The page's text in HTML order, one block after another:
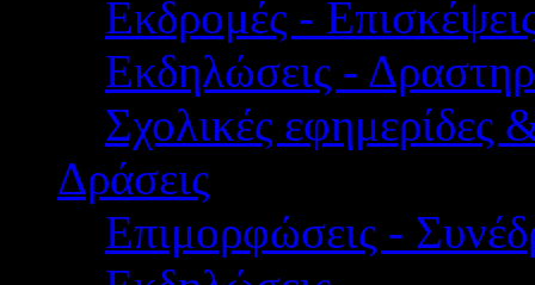
Εκδρομές -
Εκδηλώσεις -
Σχολικές εφημερίδες
Δράσεις
Επιμορφώσεις -